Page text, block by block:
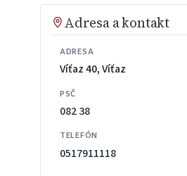
Adresa a kontakt
ADRESA
Víťaz 40, Víťaz
PSČ
082 38
TELEFÓN
0517911118